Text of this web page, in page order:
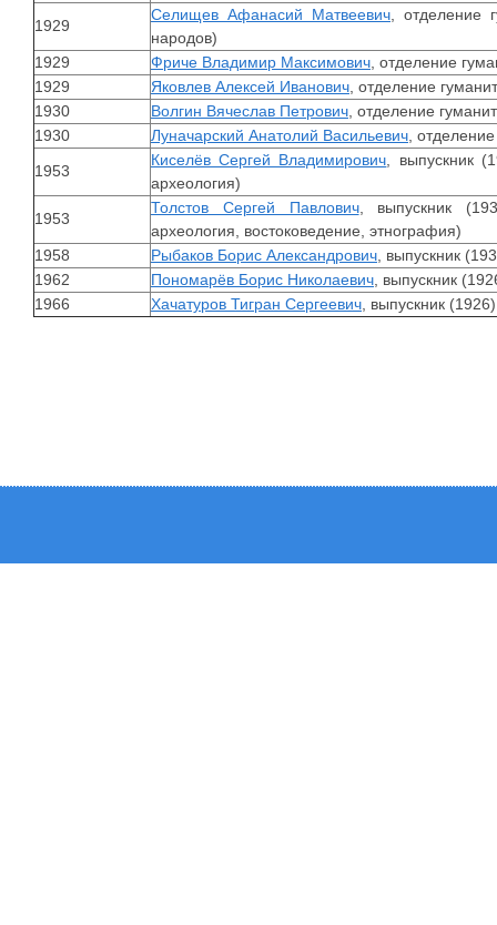
1929
Селищев Афанасий Матвеевич , отделение
народов)
1929
Фриче Владимир Максимович , отделение
1929
Яковлев Алексей Иванович , отделение
1930
Волгин Вячеслав Петрович , отделение
1930
Луначарский Анатолий Васильевич ,
1953
Киселёв Сергей Владимирович , выпускник
археология)
1953
Толстов Сергей Павлович, выпускник
археология, востоковедение, этнография)
1958
Рыбаков Борис Александрович , выпускник
1962
Пономарёв Борис Николаевич , выпускник
1966
Хачатуров Тигран Сергеевич , выпускник